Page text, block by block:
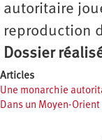
autoritaire
reproduction
Dossier
Articles
Une monarchie
Dans un Moyen-